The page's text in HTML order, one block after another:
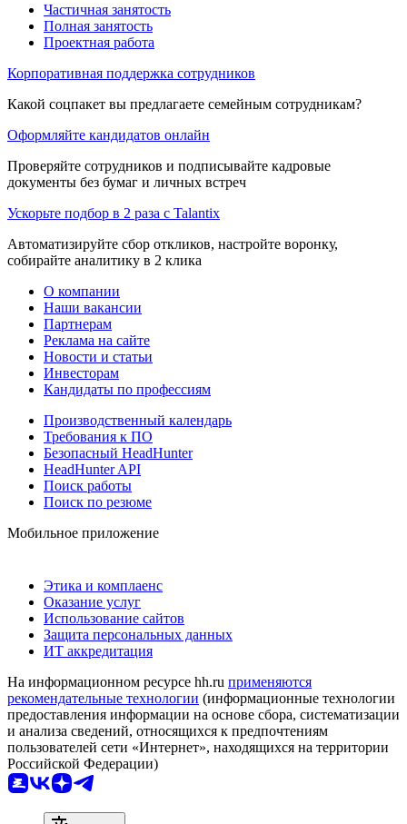
Частичная занятость
Полная занятость
Проектная работа
Корпоративная поддержка сотрудников
Какой соцпакет вы предлагаете семейным сотрудникам?
Оформляйте кандидатов онлайн
Проверяйте сотрудников и подписывайте кадровые
документы без бумаг и личных встреч
Ускорьте подбор в 2 раза с Talantix
Автоматизируйте сбор откликов, настройте воронку,
собирайте аналитику в 2 клика
О компании
Наши вакансии
Партнерам
Реклама на сайте
Новости и статьи
Инвесторам
Кандидаты по профессиям
Производственный календарь
Требования к ПО
Безопасный HeadHunter
HeadHunter API
Поиск работы
Поиск по резюме
Мобильное приложение
Этика и комплаенс
Оказание услуг
Использование сайтов
Защита персональных данных
ИТ аккредитация
На информационном ресурсе hh.ru применяются
рекомендательные технологии (информационные технологии
предоставления информации на основе сбора, систематизации
и анализа сведений, относящихся к предпочтениям
пользователей сети «Интернет», находящихся на территории
Российской Федерации)